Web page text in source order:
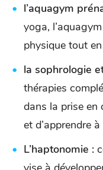
l’aquagym
yoga,
physique tout
la sophrologie
thérapies
dans la prise en
et d’apprendre
L’haptonomie :